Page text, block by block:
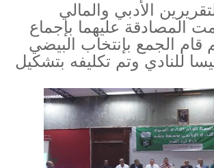
الأدبي والمالي
المصادقة عليهما بإجماع
قام الجمع بإنتخاب البيضي
للنادي وتم تكليفه بتشكيل